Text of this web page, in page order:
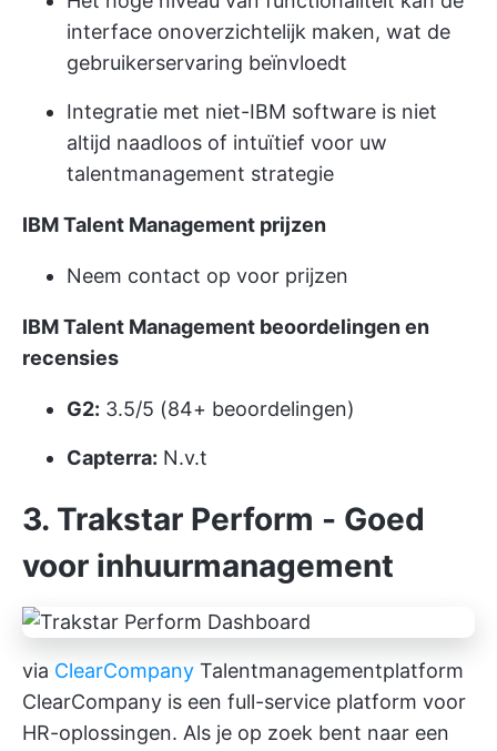
interface onoverzichtelijk maken, wat de
gebruikerservaring beïnvloedt
Integratie met niet-IBM software is niet
altijd naadloos of intuïtief voor uw
talentmanagement strategie
IBM Talent Management prijzen
Neem contact op voor prijzen
IBM Talent Management beoordelingen en
recensies
G2: 3.5/5 (84+ beoordelingen)
Capterra: N.v.t
3. Trakstar Perform - Goed
voor inhuurmanagement
via ClearCompany Talentmanagementplatform
ClearCompany is een full-service platform voor
HR-oplossingen. Als je op zoek bent naar een